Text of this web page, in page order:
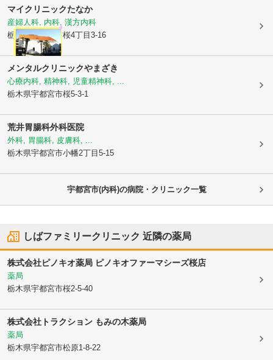
マイクリニックたなか
産婦人科, 内科, 漢方内科
栃木県宇都宮市桜4丁目3-16
メンタルクリニックやまざき
心療内科, 精神科, 児童精神科, ...
栃木県宇都宮市桜5-3-1
荒井胃腸科外科医院
外科, 胃腸科, 皮膚科, ...
栃木県宇都宮市小幡2丁目5-15
宇都宮市(内科)の病院・クリニック一覧
しばファミリークリニック 近隣の薬局
株式会社ピノキオ薬局 ピノキオファーマシーズ桜店
薬局
栃木県宇都宮市桜2-5-40
株式会社トラクション もみの木薬局
薬局
栃木県宇都宮市松原1-8-22